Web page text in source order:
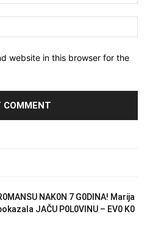
website in this browser for the
NAK0N 7 G0DlNA! Marija
JAČU P0L0VINU – EV0 K0